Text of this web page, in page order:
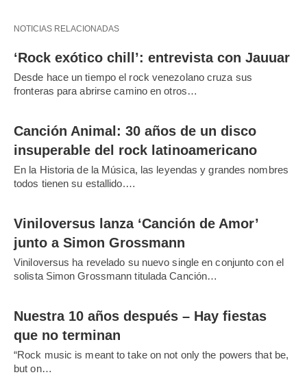
NOTICIAS RELACIONADAS
‘Rock exótico chill’: entrevista con Jauuar
Desde hace un tiempo el rock venezolano cruza sus
fronteras para abrirse camino en otros…
Canción Animal: 30 años de un disco
insuperable del rock latinoamericano
En la Historia de la Música, las leyendas y grandes nombres
todos tienen su estallido.…
Viniloversus lanza ‘Canción de Amor’
junto a Simon Grossmann
Viniloversus ha revelado su nuevo single en conjunto con el
solista Simon Grossmann titulada Canción…
Nuestra 10 años después – Hay fiestas
que no terminan
“Rock music is meant to take on not only the powers that be,
but on…